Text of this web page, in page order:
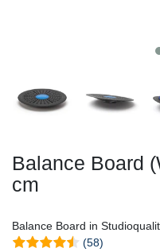
Balance Board
cm
Balance Board in
(58)